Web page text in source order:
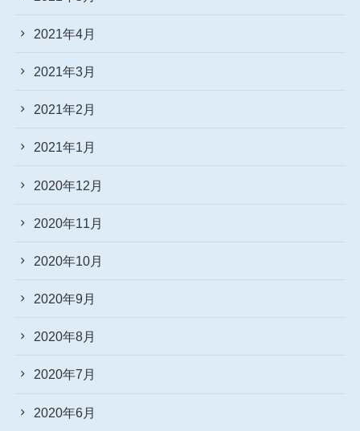
2021年4月
2021年3月
2021年2月
2021年1月
2020年12月
2020年11月
2020年10月
2020年9月
2020年8月
2020年7月
2020年6月